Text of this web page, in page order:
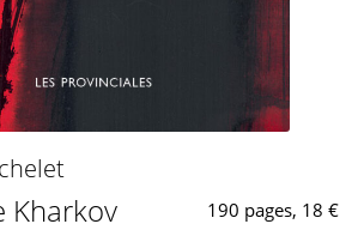
Kharkov 190 pages, 18 €